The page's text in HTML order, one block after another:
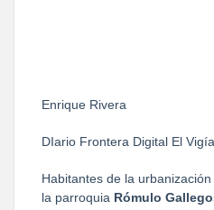
Enrique Rivera
DIario Frontera Digital El Vigía
Habitantes de la urbanización
la parroquia Rómulo